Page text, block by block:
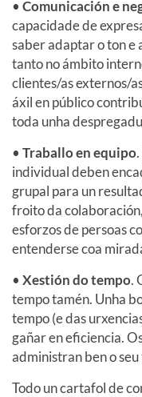
• Comunicación e
capacidade de
saber adaptar o ton e
tanto no ámbito
clientes/as externos/
áxil en público
toda unha
• Traballo en equipo
individual deben
grupal para un
froito da
esforzos de persoas
entenderse coa
• Xestión do tempo.
tempo tamén. Unha
tempo (e das
gañar en eficiencia.
administran ben o
Todo un cartafol de